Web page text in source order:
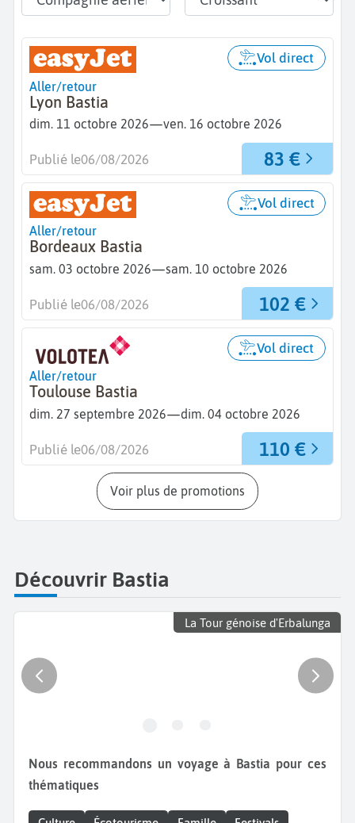
Aller/retour
Lyon Bastia
dim. 11 octobre 2026—ven. 16 octobre 2026
Vol direct
83 €
Publié le06/08/2026
Aller/retour
Bordeaux Bastia
sam. 03 octobre 2026—sam. 10 octobre 2026
Vol direct
102 €
Publié le06/08/2026
Aller/retour
Toulouse Bastia
dim. 27 septembre 2026—dim. 04 octobre 2026
Vol direct
110 €
Publié le06/08/2026
Voir plus de promotions
Découvrir Bastia
La Tour génoise d'Erbalunga
Nous recommandons un voyage à Bastia pour ces
thématiques